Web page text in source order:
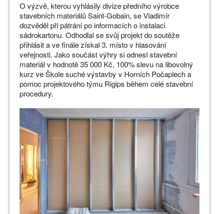
O výzvě, kterou vyhlásily divize předního výrobce
stavebních materiálů Saint-Gobain, se Vladimír
dozvěděl při pátrání po informacích o instalaci
sádrokartonu. Odhodlal se svůj projekt do soutěže
přihlásit a ve finále získal 3. místo v hlasování
veřejnosti. Jako součást výhry si odnesl stavební
materiál v hodnotě 35 000 Kč, 100% slevu na libovolný
kurz ve Škole suché výstavby v Horních Počaplech a
pomoc projektového týmu Rigips během celé stavební
procedury.